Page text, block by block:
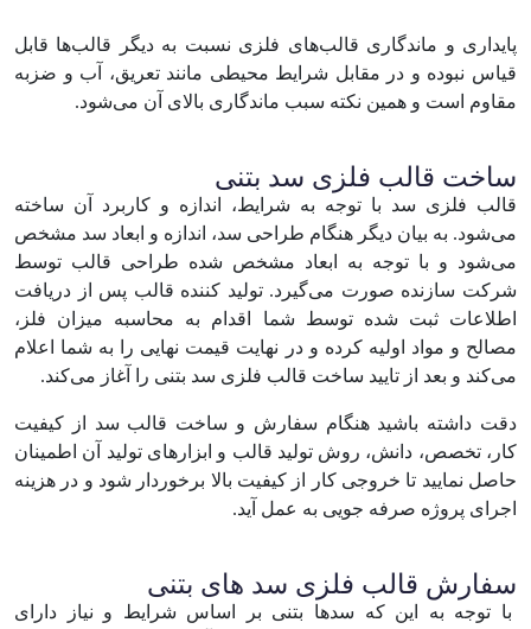
پایداری و ماندگاری قالب‌های فلزی نسبت به دیگر قالب‌ها قابل
قیاس نبوده و در مقابل شرایط محیطی مانند تعریق، آب و ضزبه
مقاوم است و همین نکته سبب ماندگاری بالای آن می‌شود.
ساخت قالب فلزی سد بتنی
قالب فلزی سد با توجه به شرایط، اندازه و کاربرد آن ساخته
می‌شود. به بیان دیگر هنگام طراحی سد، اندازه و ابعاد سد مشخص
می‌شود و با توجه به ابعاد مشخص شده طراحی قالب توسط
شرکت سازنده صورت می‌گیرد. تولید کننده قالب پس از دریافت
اطلاعات ثبت شده توسط شما اقدام به محاسبه میزان فلز،
مصالح و مواد اولیه کرده و در نهایت قیمت نهایی را به شما اعلام
می‌کند و بعد از تایید ساخت قالب فلزی سد بتنی را آغاز می‌کند.
دقت داشته باشید هنگام سفارش و ساخت قالب سد از کیفیت
کار، تخصص، دانش، روش تولید قالب و ابزارهای تولید آن اطمینان
حاصل نمایید تا خروجی کار از کیفیت بالا برخوردار شود و در هزینه
اجرای پروژه صرفه جویی به عمل آید.
سفارش قالب فلزی سد ‌های بتنی
با توجه به این که سد‌ها بتنی بر اساس شرایط و نیاز دارای